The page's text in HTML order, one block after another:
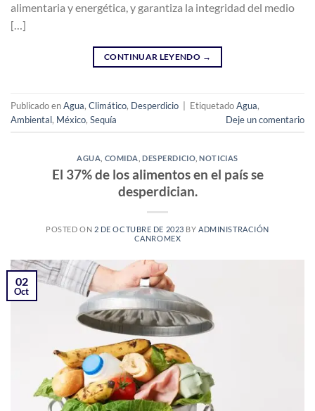
alimentaria y energética, y garantiza la integridad del medio
[…]
CONTINUAR LEYENDO →
Publicado enAgua, Climático, Desperdicio | EtiquetadoAgua,
Ambiental, México, Sequía Deje un comentario
AGUA COMIDA ,DESPERDICIO ,NOTICIAS
El 37% de los alimentos en el país se
desperdician.
POSTED ON 2 DE OCTUBRE DE 2023 BYADMINISTRACIÓN
CANROMEX
02
Oct